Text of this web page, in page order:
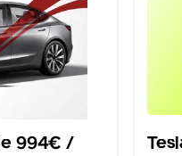
994€ /